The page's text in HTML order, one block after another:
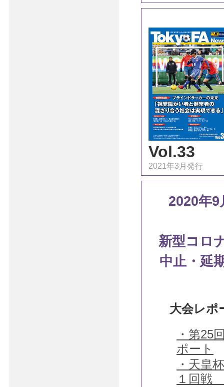
Vol.33
2021年3月発行
2020年
新型コロ
中止・延
大会レポ
・第25
ポート
・天皇
１回戦